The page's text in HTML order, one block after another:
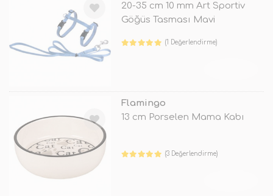
20-35 cm 10 mm Art Sportiv
Göğüs Tasması Mavi
(1 Değerlendirme)
Flamingo
13 cm Porselen Mama Kabı
(3 Değerlendirme)